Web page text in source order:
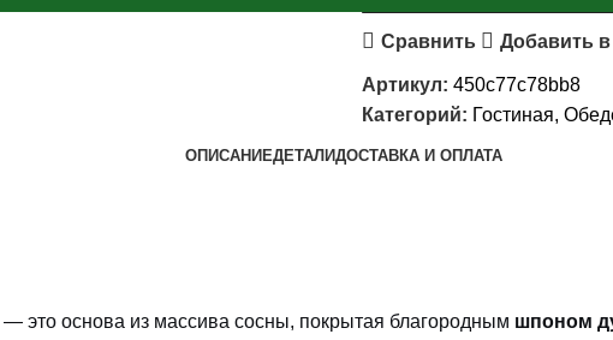
Сравнить Добавить
Артикул: 450c77c78bb8
Категорий: Гостиная,
ОПИСАНИЕДЕТАЛИДОСТАВКА И ОПЛАТА
— это основа из массива сосны, покрытая благородным шпоном